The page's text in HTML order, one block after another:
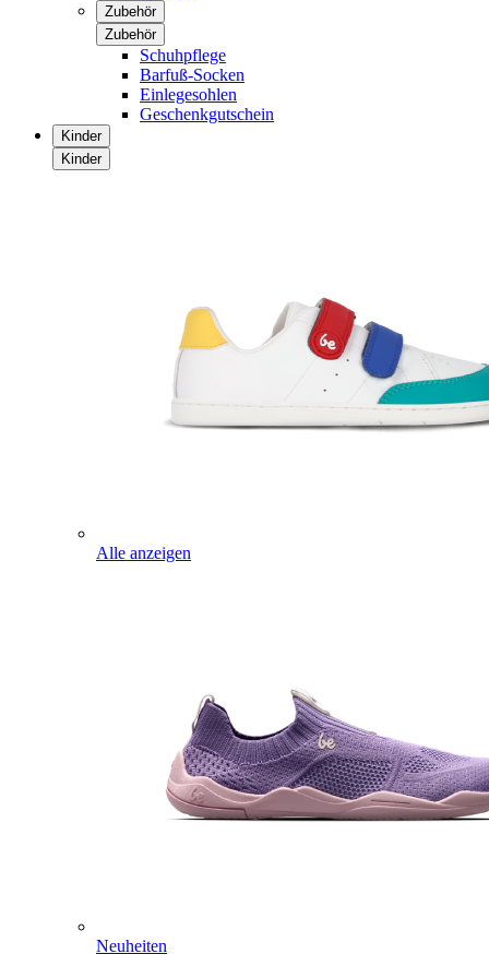
Zubehör
Zubehör
Schuhpflege
Barfuß-Socken
Einlegesohlen
Geschenkgutschein
Kinder
Kinder
Alle anzeigen
Neuheiten